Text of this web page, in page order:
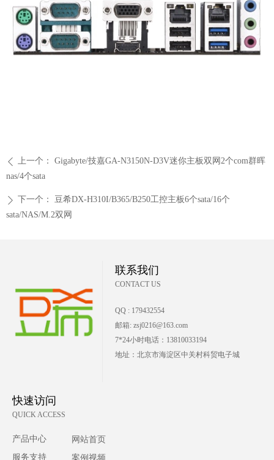
ꄴ 上一个：
Gigabyte/技嘉GA-N3150N-D3V迷你主板双网2个com群晖
nas/4个sata
ꄲ 下一个：
豆希DX-H310I/B365/B250工控主板6个sata/16个
sata/NAS/M.2双网
联系我们
CONTACT US
QQ : 179432554
邮箱: zsj0216@163.com
7*24小时电话：13810033194
地址：北京市海淀区中关村科贸电子城
产品中心
服务支持
快速访问
QUICK ACCESS
网站首页
案例视频